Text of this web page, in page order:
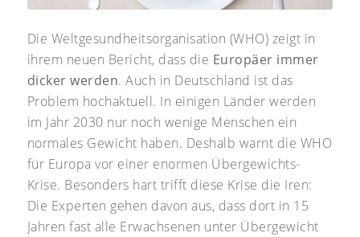
Die Weltgesundheitsorganisation (WHO) zeigt in
ihrem neuen Bericht, dass die Europäer immer
dicker werden. Auch in Deutschland ist das
Problem hochaktuell. In einigen Länder werden
im Jahr 2030 nur noch wenige Menschen ein
normales Gewicht haben. Deshalb warnt die WHO
für Europa vor einer enormen Übergewichts-
Krise. Besonders hart trifft diese Krise die Iren:
Die Experten gehen davon aus, dass dort in 15
Jahren fast alle Erwachsenen unter Übergewicht